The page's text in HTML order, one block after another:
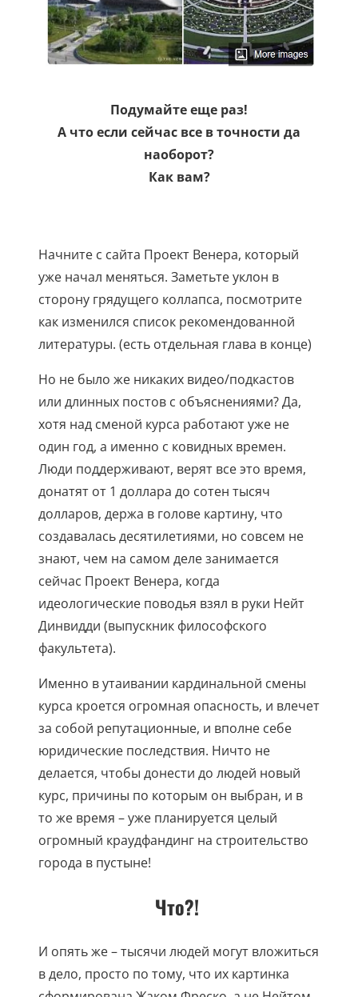
Подумайте еще раз!
А что если сейчас все в точности да
наоборот?
Как вам?
Начните с сайта Проект Венера, который
уже начал меняться. Заметьте уклон в
сторону грядущего коллапса, посмотрите
как изменился список рекомендованной
литературы. (есть отдельная глава в конце)
Но не было же никаких видео/подкастов
или длинных постов с объяснениями? Да,
хотя над сменой курса работают уже не
один год, а именно с ковидных времен.
Люди поддерживают, верят все это время,
донатят от 1 доллара до сотен тысяч
долларов, держа в голове картину, что
создавалась десятилетиями, но совсем не
знают, чем на самом деле занимается
сейчас Проект Венера, когда
идеологические поводья взял в руки Нейт
Динвидди (выпускник философского
факультета).
Именно в утаивании кардинальной смены
курса кроется огромная опасность, и влечет
за собой репутационные, и вполне себе
юридические последствия. Ничто не
делается, чтобы донести до людей новый
курс, причины по которым он выбран, и в
то же время – уже планируется целый
огромный краудфандинг на строительство
города в пустыне!
Что?!
И опять же – тысячи людей могут вложиться
в дело, просто по тому, что их картинка